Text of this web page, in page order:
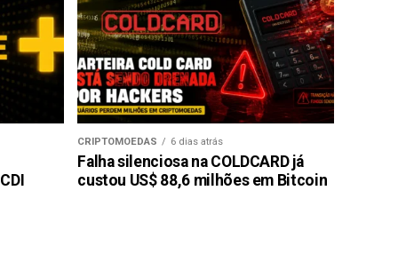
CRIPTOMOEDAS 6 dias atrás
Falha silenciosa na COLDCARD já
custou US$ 88,6 milhões em Bitcoin